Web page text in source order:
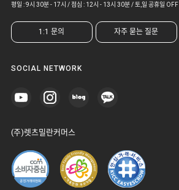
평일 : 9시 30분 - 17시 / 점심 : 12시 - 13시 30분 / 토,일 공휴일 OFF
1:1 문의 자주 묻는 질문
SOCIAL NETWORK
(주)렛츠밀란커머스